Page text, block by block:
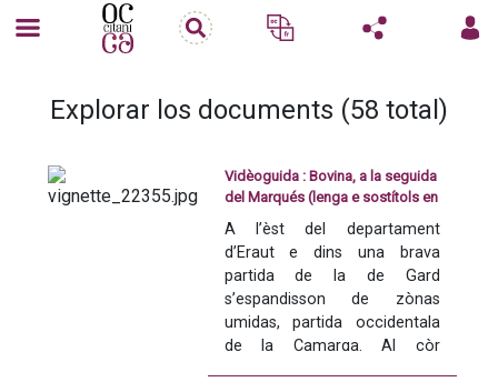
Explorar los documents (58 total)
Vidèoguida : Bovina, a la seguida
del Marqués (lenga e sostítols en
occitan)
A l’èst del departament
d’Eraut e dins una brava
partida de la de Gard
s’espandisson de zònas
umidas, partida occidentala
de la Camarga. Al còr